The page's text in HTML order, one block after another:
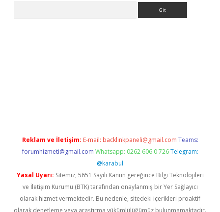
Reklam ve İletişim: E-mail: backlinkpaneli@gmail.com Teams:
forumhizmeti@gmail.com Whatsapp: 0262 606 0 726 Telegram:
@karabul
Yasal Uyarı: Sitemiz, 5651 Sayılı Kanun gereğince Bilgi Teknolojileri
ve İletişim Kurumu (BTK) tarafından onaylanmış bir Yer Sağlayıcı
olarak hizmet vermektedir. Bu nedenle, sitedeki içerikleri proaktif
olarak denetleme veya araştırma yükümlülüğümüz bulunmamaktadır.